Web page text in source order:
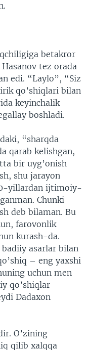
betakror
tez orada
edi. “Laylo”, “Siz
qo’shiqlari bilan
keyinchalik
boshladi.
“sharqda
qarab kelishgan,
bir uyg’onish
shu jarayon
yillardan ijtimoiy-
Chunki
deb bilaman. Bu
farovonlik
kurash-da.
asarlar bilan
– eng yaxshi
uchun men
qo’shiqlar
Dadaxon
O’zining
qilib xalqqa